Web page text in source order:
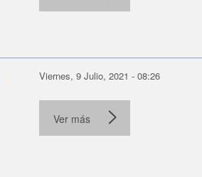
Viernes, 9 Julio, 2021 - 08:26
Ver más